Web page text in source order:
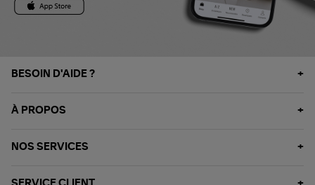
BESOIN D'AIDE ?
À PROPOS
NOS SERVICES